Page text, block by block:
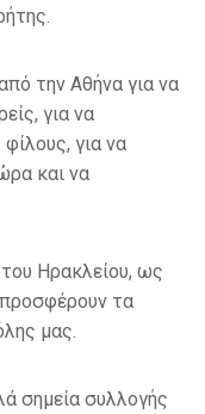
την Αθήνα για να
για να
για να
και να
Ηρακλείου, ως
τα
μας.
σημεία συλλογής